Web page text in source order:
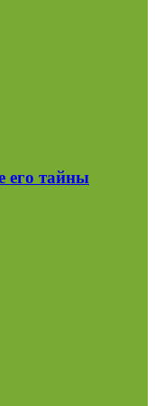
его тайны